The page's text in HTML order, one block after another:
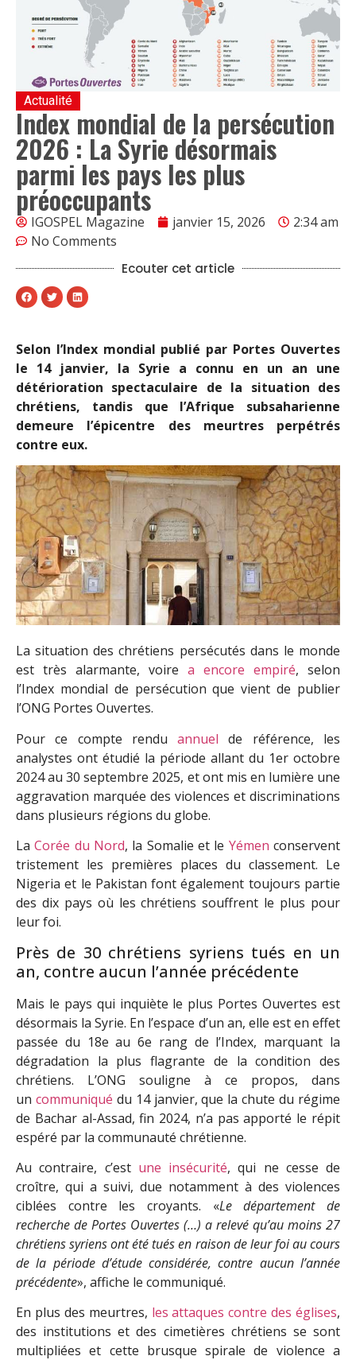
Actualité
Index mondial de la persécution
2026 : La Syrie désormais
parmi les pays les plus
préoccupants
IGOSPEL Magazine janvier 15, 2026
2:34 am
No Comments
Ecouter cet article
Selon l’Index mondial publié par Portes Ouvertes
le 14 janvier, la Syrie a connu en un an une
détérioration spectaculaire de la situation des
chrétiens, tandis que l’Afrique subsaharienne
demeure l’épicentre des meurtres perpétrés
contre eux.
La situation des chrétiens persécutés dans le monde
est très alarmante, voire a encore empiré, selon
l’Index mondial de persécution que vient de publier
l’ONG Portes Ouvertes.
Pour ce compte renduannuel de référence, les
analystes ont étudié la période allant du 1er octobre
2024 au 30 septembre 2025, et ont mis en lumière une
aggravation marquée des violences et discriminations
dans plusieurs régions du globe.
LaCorée du Nord, la Somalie et le Yémen conservent
tristement les premières places du classement. Le
Nigeria et le Pakistan font également toujours partie
des dix pays où les chrétiens souffrent le plus pour
leur foi.
Près de 30 chrétiens syriens tués en un
an, contre aucun l’année précédente
Mais le pays qui inquiète le plus Portes Ouvertes est
désormais la Syrie. En l’espace d’un an, elle est en effet
passée du 18e au 6e rang de l’Index, marquant la
dégradation la plus flagrante de la condition des
chrétiens. L’ONG souligne à ce propos, dans
un communiqué du 14 janvier, que la chute du régime
de Bachar al-Assad, fin 2024, n’a pas apporté le répit
espéré par la communauté chrétienne.
Au contraire, c’est une insécurité, qui ne cesse de
croître, qui a suivi, due notamment à des violences
ciblées contre les croyants. «Le département de
recherche de Portes Ouvertes (…) a relevé qu’au moins 27
chrétiens syriens ont été tués en raison de leur foi au cours
de la période d’étude considérée, contre aucun l’année
précédente», affiche le communiqué.
En plus des meurtres, les attaques contre des églises,
des institutions et des cimetières chrétiens se sont
multipliées et cette brusque spirale de violence a